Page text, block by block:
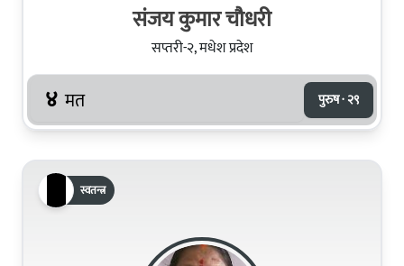
संजय कुमार चौधरी
सप्तरी-२, मधेश प्रदेश
४ मत पुरुष · २९
स्वतन्त्र